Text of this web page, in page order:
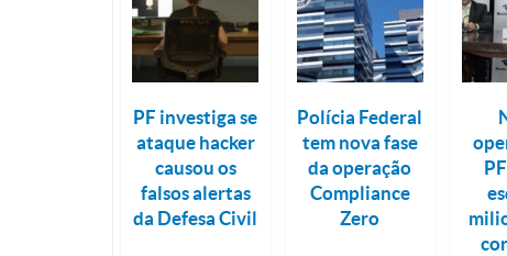
PF investiga se
ataque hacker
causou os
falsos alertas
da Defesa Civil
Polícia Federal
tem nova fase
da operação
Compliance
Zero